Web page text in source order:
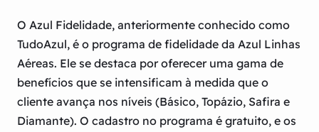
O Azul Fidelidade, anteriormente conhecido como
TudoAzul, é o programa de fidelidade da Azul Linhas
Aéreas. Ele se destaca por oferecer uma gama de
benefícios que se intensificam à medida que o
cliente avança nos níveis (Básico, Topázio, Safira e
Diamante). O cadastro no programa é gratuito, e os